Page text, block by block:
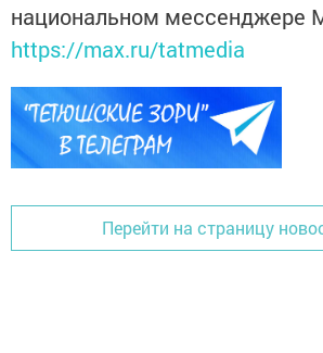
национальном мессенджере
https://max.ru/tatmedia
Перейти на страницу